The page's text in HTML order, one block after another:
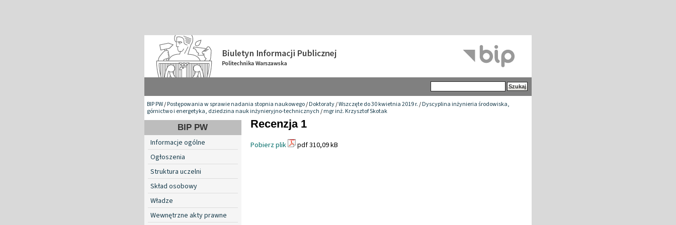
BIP PW/Postępowania w sprawie nadania stopnia naukowego/Doktoraty/Wszczęte do 30 kwietnia 2019 r./Dyscyplina inżynieria środowiska,
górnictwo i energetyka, dziedzina nauk inżynieryjno-technicznych/mgr inż. Krzysztof Skotak
BIP PW
Informacje ogólne
Ogłoszenia
Struktura uczelni
Skład osobowy
Władze
Wewnętrzne akty prawne
Recenzja 1
Pobierz plik pdf 310,09 kB